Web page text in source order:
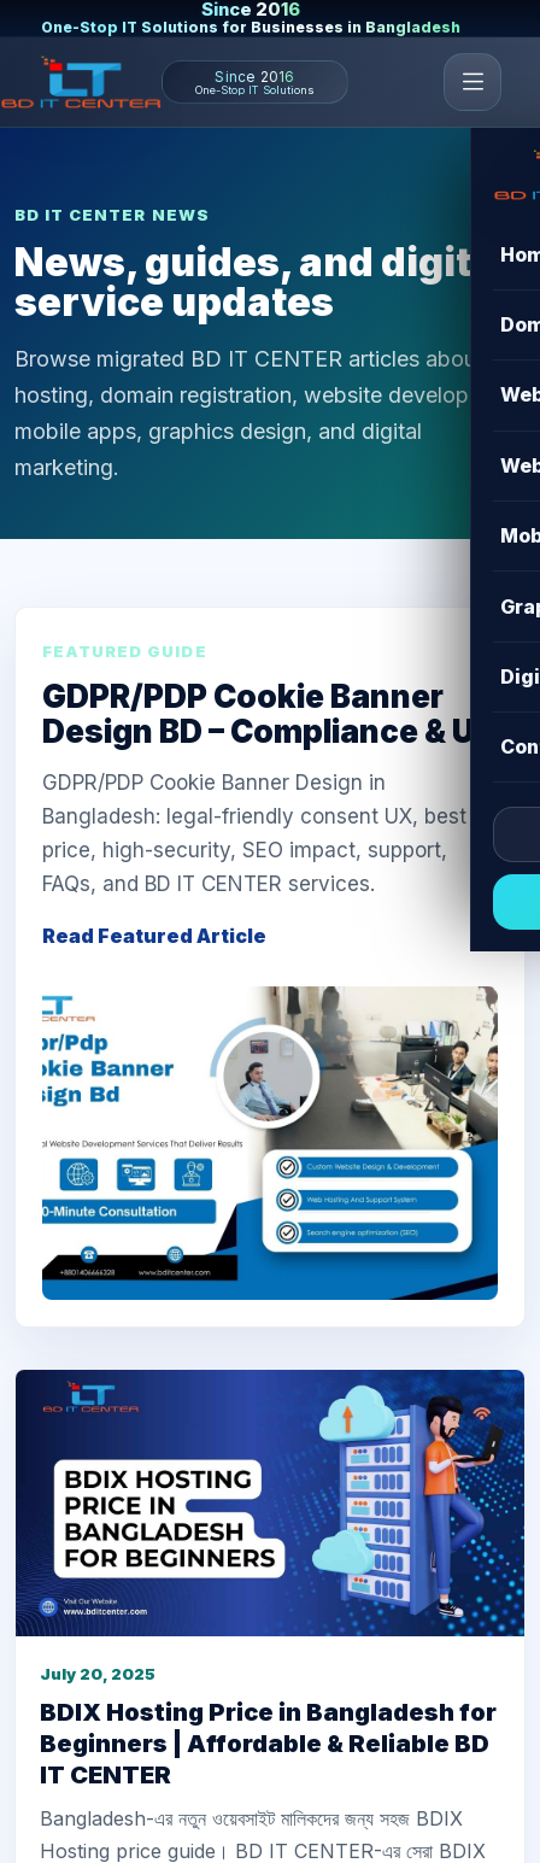
Since 2016
One-Stop IT Solutions for Businesses in Bangladesh
Since 2016
One-Stop IT Solutions
BD IT CENTER NEWS
News, guides, and digital
service updates
Browse migrated BD IT CENTER articles about
hosting, domain registration, website development,
mobile apps, graphics design, and digital
marketing.
FEATURED GUIDE
GDPR/PDP Cookie Banner
Design BD – Compliance & UX
GDPR/PDP Cookie Banner Design in
Bangladesh: legal-friendly consent UX, best
price, high-security, SEO impact, support,
FAQs, and BD IT CENTER services.
Read Featured Article
July 20, 2025
BDIX Hosting Price in Bangladesh for
Beginners | Affordable & Reliable BD
IT CENTER
Bangladesh-এর নতুন ওয়েবসাইট মালিকদের জন্য সহজ BDIX
Hosting price guide। BD IT CENTER-এর সেরা BDIX